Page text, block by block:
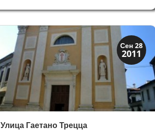
ремесленники, производящие сундуки и
лавки. В средние века в этом районе
находилось множество боттег, где и
работали...
Сен 28
2011
Скрытая Верона
Улицы и площади
Улица Гаетано Трецца